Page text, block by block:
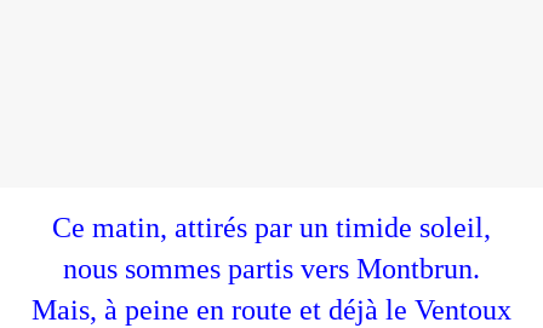
Ce matin, attirés par un timide soleil,
nous sommes partis vers Montbrun.
Mais, à peine en route et déjà le Ventoux